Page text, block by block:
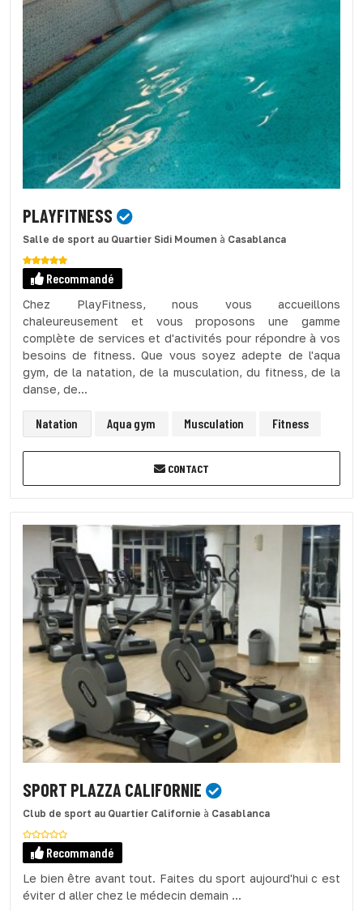
PLAYFITNESS
Salle de sport au Quartier Sidi Moumen à Casablanca
Recommandé
Chez PlayFitness, nous vous accueillons
chaleureusement et vous proposons une gamme
complète de services et d'activités pour répondre à vos
besoins de fitness. Que vous soyez adepte de l'aqua
gym, de la natation, de la musculation, du fitness, de la
danse, de...
Natation Aqua gym Musculation Fitness
CONTACT
SPORT PLAZZA CALIFORNIE
Club de sport au Quartier Californie à Casablanca
Recommandé
Le bien être avant tout. Faites du sport aujourd'hui c est
éviter d aller chez le médecin demain ...